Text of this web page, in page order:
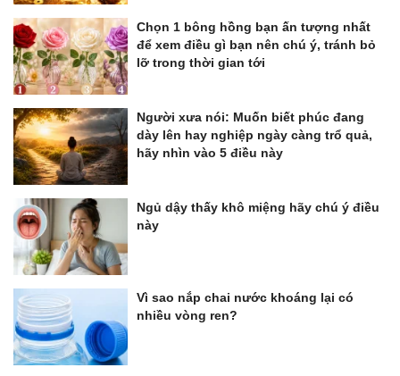
Chọn 1 bông hồng bạn ấn tượng nhất
để xem điều gì bạn nên chú ý, tránh bỏ
lỡ trong thời gian tới
Người xưa nói: Muốn biết phúc đang
dày lên hay nghiệp ngày càng trổ quả,
hãy nhìn vào 5 điều này
Ngủ dậy thấy khô miệng hãy chú ý điều
này
Vì sao nắp chai nước khoáng lại có
nhiều vòng ren?